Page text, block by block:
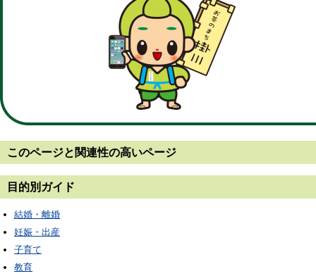
このページと 関連性の高いページ
目的別ガイド
結婚・離婚
妊娠・出産
子育て
教育